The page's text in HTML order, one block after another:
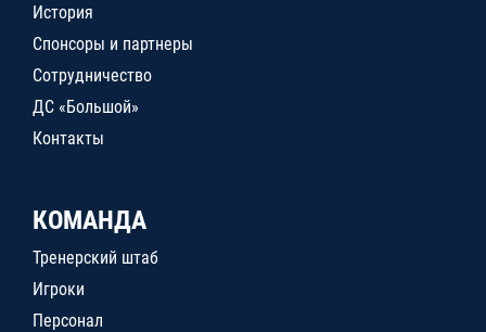
История
Спонсоры и партнеры
Сотрудничество
ДС «Большой»
Контакты
КОМАНДА
Тренерский штаб
Игроки
Персонал